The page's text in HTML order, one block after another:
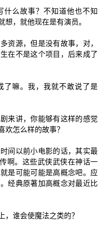
什么故事？不知道他也不知
，就他现在是有演员。
资源，但是没有故事，对，
在不是这个项目，后来成了
了嘛。我，我就不敢说了是
来讲，你能够有这样的感觉
欢怎么样的故事？
间以前小电影的话，其实最
啊。这些武侠武侠在神话一
是可能可能是高概念吧。应
经典原著加高概念对最近比
，谁会使魔法之类的？